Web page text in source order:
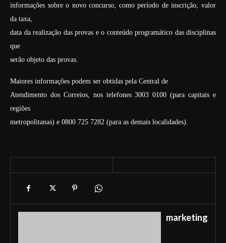
informações sobre o novo concurso, como período de inscrição, valor
da taxa,
data da realização das provas e o conteúdo programático das disciplinas
que
serão objeto das provas.
Maiores informações podem ser obtidas pela Central de
Atendimento dos Correios, nos telefones 3003 0100 (para capitais e
regiões
metropolitanas) e 0800 725 7282 (para as demais localidades).
marketing